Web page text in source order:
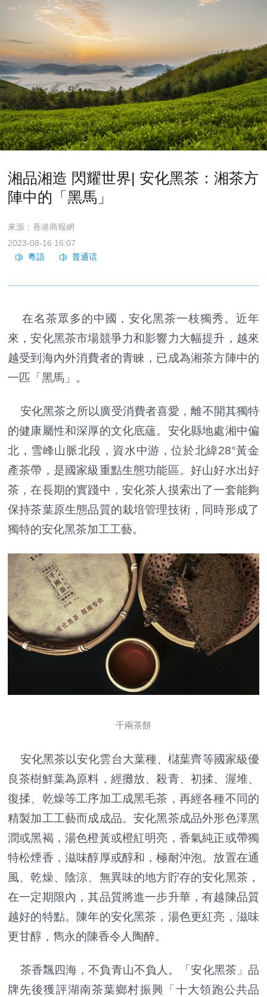
湘品湘造 閃耀世界| 安化黑茶：湘茶方
陣中的「黑馬」
來源：香港商報網
2023-08-16 16:07
在名茶眾多的中國，安化黑茶一枝獨秀。近年
來，安化黑茶市場競爭力和影響力大幅提升，越來
越受到海內外消費者的青睞，已成為湘茶方陣中的
一匹「黑馬」。
安化黑茶之所以廣受消費者喜愛，離不開其獨特
的健康屬性和深厚的文化底蘊。安化縣地處湘中偏
北，雪峰山脈北段，資水中游，位於北緯28°黃金
產茶帶，是國家級重點生態功能區。好山好水出好
茶，在長期的實踐中，安化茶人摸索出了一套能夠
保持茶葉原生態品質的栽培管理技術，同時形成了
獨特的安化黑茶加工工藝。
千兩茶餅
安化黑茶以安化雲台大葉種、櫧葉齊等國家級優
良茶樹鮮葉為原料，經攤放、殺青、初揉、渥堆、
復揉、乾燥等工序加工成黑毛茶，再經各種不同的
精製加工工藝而成成品。安化黑茶成品外形色澤黑
潤或黑褐，湯色橙黃或橙紅明亮，香氣純正或帶獨
特松煙香，滋味醇厚或醇和，極耐沖泡。放置在通
風、乾燥、陰涼、無異味的地方貯存的安化黑茶，
在一定期限內，其品質將進一步升華，有越陳品質
越好的特點。陳年的安化黑茶，湯色更紅亮，滋味
更甘醇，雋永的陳香令人陶醉。
茶香飄四海，不負青山不負人。「安化黑茶」品
牌先後獲評湖南茶葉鄉村振興「十大領跑公共品